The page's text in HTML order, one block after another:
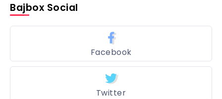
Bajbox Social
Facebook
Twitter